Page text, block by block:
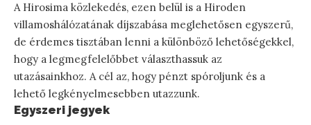
A Hirosima közlekedés, ezen belül is a Hiroden
villamoshálózatának díjszabása meglehetősen egyszerű,
de érdemes tisztában lenni a különböző lehetőségekkel,
hogy a legmegfelelőbbet választhassuk az
utazásainkhoz. A cél az, hogy pénzt spóroljunk és a
lehető legkényelmesebben utazzunk.
Egyszeri jegyek